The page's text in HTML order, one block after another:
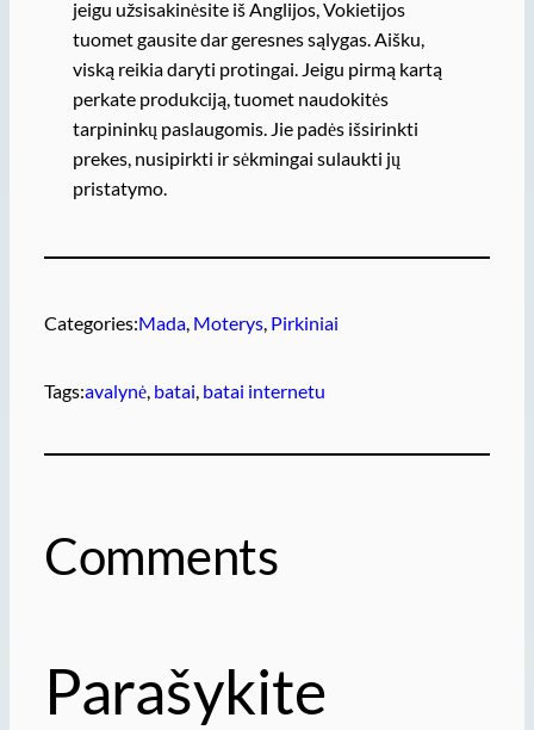
jeigu užsisakinėsite iš Anglijos, Vokietijos
tuomet gausite dar geresnes sąlygas. Aišku,
viską reikia daryti protingai. Jeigu pirmą kartą
perkate produkciją, tuomet naudokitės
tarpininkų paslaugomis. Jie padės išsirinkti
prekes, nusipirkti ir sėkmingai sulaukti jų
pristatymo.
Categories:Mada, Moterys, Pirkiniai
Tags:avalynė, batai, batai internetu
Comments
Parašykite